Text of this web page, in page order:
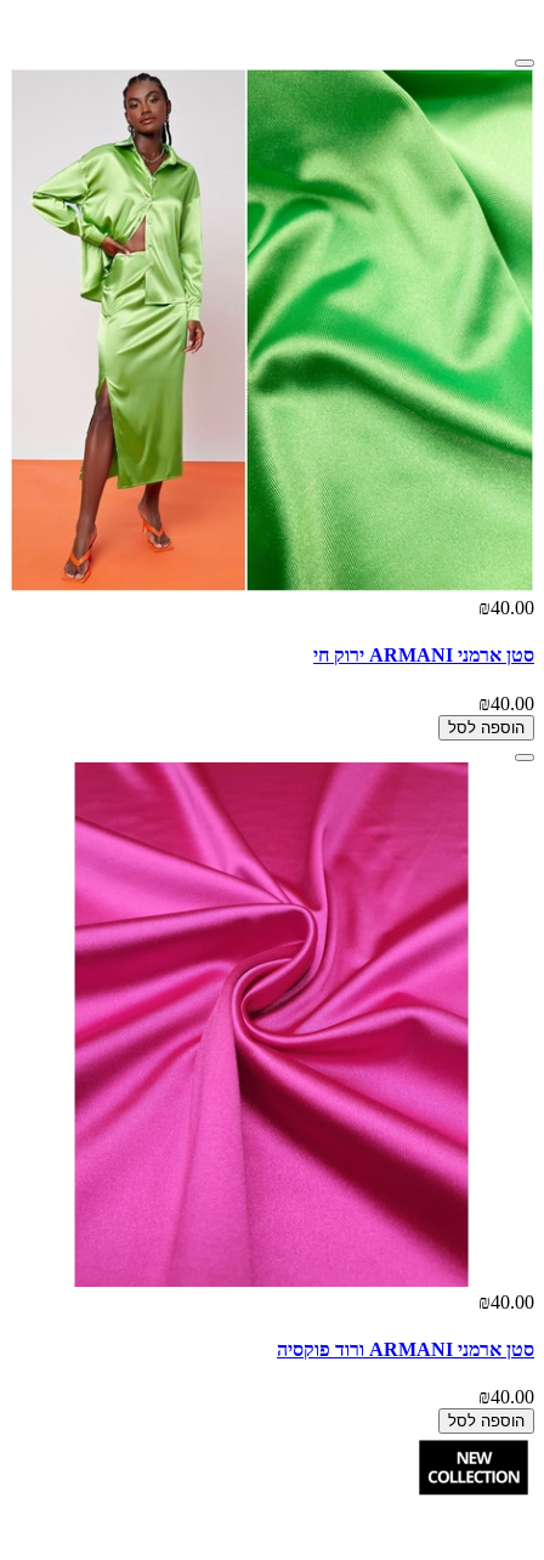
₪40.00
סטן ארמני ARMANI ירוק חי
₪40.00
הוספה לסל
₪40.00
סטן ארמני ARMANI ורוד פוקסיה
₪40.00
הוספה לסל